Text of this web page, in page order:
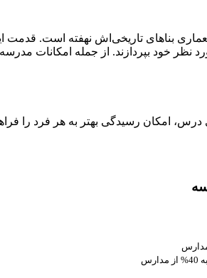
امکان رسیدگی بهتر به هر فرد را